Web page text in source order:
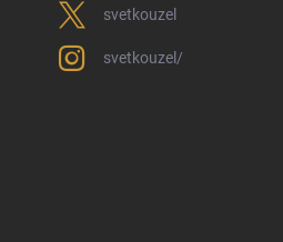
svetkouzel
svetkouzel/